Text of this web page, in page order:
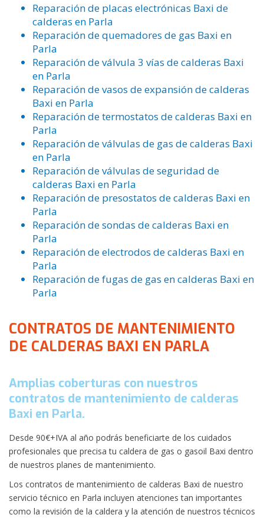
Reparación de placas electrónicas Baxi de
calderas en Parla
Reparación de quemadores de gas Baxi en
Parla
Reparación de válvula 3 vías de calderas Baxi
en Parla
Reparación de vasos de expansión de calderas
Baxi en Parla
Reparación de termostatos de calderas Baxi en
Parla
Reparación de válvulas de gas de calderas Baxi
en Parla
Reparación de válvulas de seguridad de
calderas Baxi en Parla
Reparación de presostatos de calderas Baxi en
Parla
Reparación de sondas de calderas Baxi en
Parla
Reparación de electrodos de calderas Baxi en
Parla
Reparación de fugas de gas en calderas Baxi en
Parla
CONTRATOS DE MANTENIMIENTO
DE CALDERAS BAXI EN PARLA
Amplias coberturas con nuestros
contratos de mantenimiento de calderas
Baxi en Parla.
Desde 90€+IVA al año podrás beneficiarte de los cuidados
profesionales que precisa tu caldera de gas o gasoil Baxi dentro
de nuestros planes de mantenimiento.
Los contratos de mantenimiento de calderas Baxi de nuestro
servicio técnico en Parla incluyen atenciones tan importantes
como la revisión de la caldera y la atención de nuestros técnicos